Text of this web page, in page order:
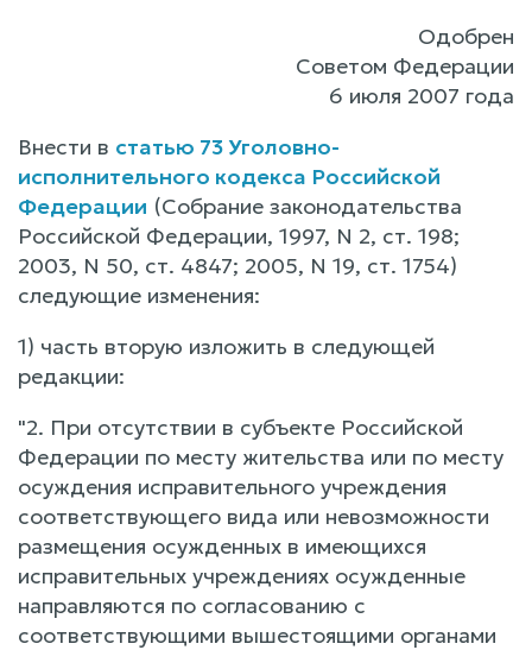
Одобрен
Советом Федерации
6 июля 2007 года
Внести в статью 73 Уголовно-
исполнительного кодекса Российской
Федерации (Собрание законодательства
Российской Федерации, 1997, N 2, ст. 198;
2003, N 50, ст. 4847; 2005, N 19, ст. 1754)
следующие изменения:
1) часть вторую изложить в следующей
редакции:
"2. При отсутствии в субъекте Российской
Федерации по месту жительства или по месту
осуждения исправительного учреждения
соответствующего вида или невозможности
размещения осужденных в имеющихся
исправительных учреждениях осужденные
направляются по согласованию с
соответствующими вышестоящими органами